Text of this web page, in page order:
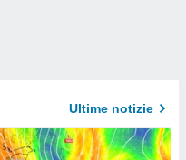
Ultime notizie